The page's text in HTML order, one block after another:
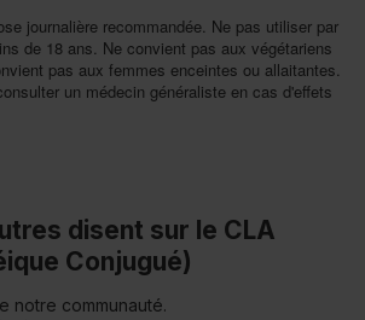
journalière recommandée. Ne pas utiliser par
de 18 ans. Ne convient pas aux végétariens
pas aux femmes enceintes ou allaitantes.
un médecin généraliste en cas d'effets
disent sur le CLA
Conjugué)
notre communauté.